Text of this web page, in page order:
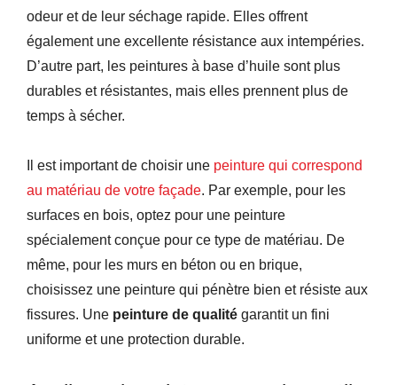
odeur et de leur séchage rapide. Elles offrent
également une excellente résistance aux intempéries.
D’autre part, les peintures à base d’huile sont plus
durables et résistantes, mais elles prennent plus de
temps à sécher.
Il est important de choisir une peinture qui correspond
au matériau de votre façade. Par exemple, pour les
surfaces en bois, optez pour une peinture
spécialement conçue pour ce type de matériau. De
même, pour les murs en béton ou en brique,
choisissez une peinture qui pénètre bien et résiste aux
fissures. Une peinture de qualité garantit un fini
uniforme et une protection durable.